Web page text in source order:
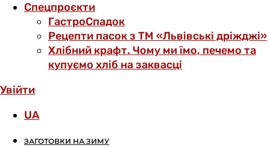
Спецпроєкти
ГастроСпадок
Рецепти пасок з ТМ «Львівські дріжджі»
Хлібний крафт. Чому ми їмо, печемо та
купуємо хліб на заквасці
Увійти
UA
ЗАГОТОВКИ НА ЗИМУ